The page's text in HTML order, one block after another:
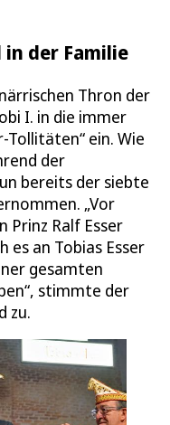
in der Familie
Thron der
I. in die immer
Tollitäten“ ein. Wie
der
bereits der siebte
„Vor
Prinz Ralf Esser
es an Tobias Esser
gesamten
stimmte der
zu.